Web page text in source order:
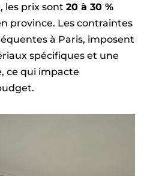
les prix sont 20 à 30 %
province. Les contraintes
à Paris, imposent
spécifiques et une
ce qui impacte